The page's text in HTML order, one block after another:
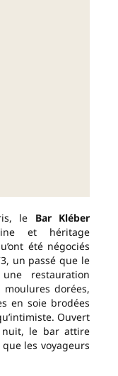
le Bar Kléber
et héritage
été négociés
un passé que le
restauration
dorées,
en soie brodées
Ouvert
nuit, le bar attire
les voyageurs